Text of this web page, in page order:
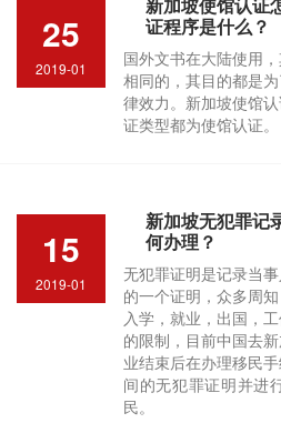
25
2019-01
新加坡使馆认证
证程序是什么？
国外文书在大陆使用
相同的，其目的都是
律效力。新加坡使馆
证类型都为使馆认证。
15
2019-01
新加坡无犯罪记
何办理？
无犯罪证明是记录当
的一个证明，众多周
入学，就业，出国，
的限制，目前中国去
业结束后在办理移民
间的无犯罪证明并进
民。